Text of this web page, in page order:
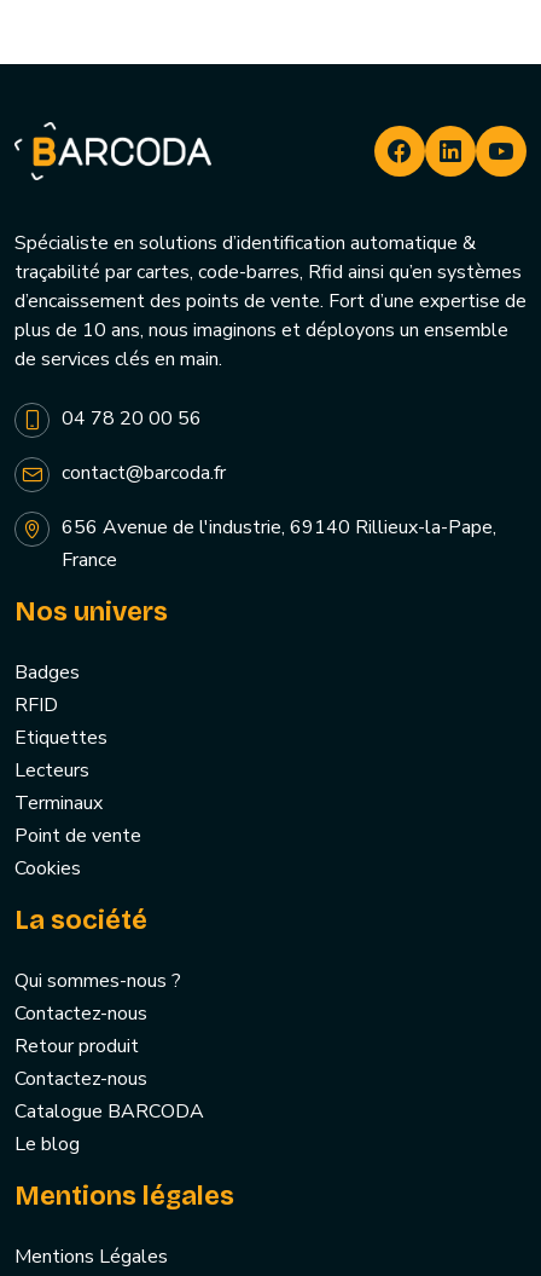
Spécialiste en solutions d’identification automatique &
traçabilité par cartes, code-barres, Rfid ainsi qu’en systèmes
d’encaissement des points de vente. Fort d’une expertise de
plus de 10 ans, nous imaginons et déployons un ensemble
de services clés en main.
04 78 20 00 56
contact@barcoda.fr
656 Avenue de l'industrie, 69140 Rillieux-la-Pape,
France
Nos univers
Badges
RFID
Etiquettes
Lecteurs
Terminaux
Point de vente
Cookies
La société
Qui sommes-nous ?
Contactez-nous
Retour produit
Contactez-nous
Catalogue BARCODA
Le blog
Mentions légales
Mentions Légales